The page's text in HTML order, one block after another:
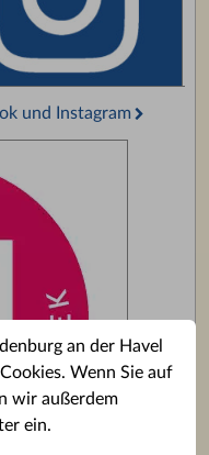
an der Havel
Wenn Sie auf
wir außerdem
ein.
und Instagram